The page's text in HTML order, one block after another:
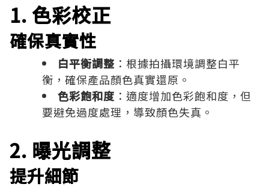
1. 色彩校正
確保真實性
白平衡調整 ：根據拍攝環境調整白平
衡，確保產品顏色真實還原。
色彩飽和度 ：適度增加色彩飽和度，但
要避免過度處理，導致顏色失真。
2. 曝光調整
提升細節